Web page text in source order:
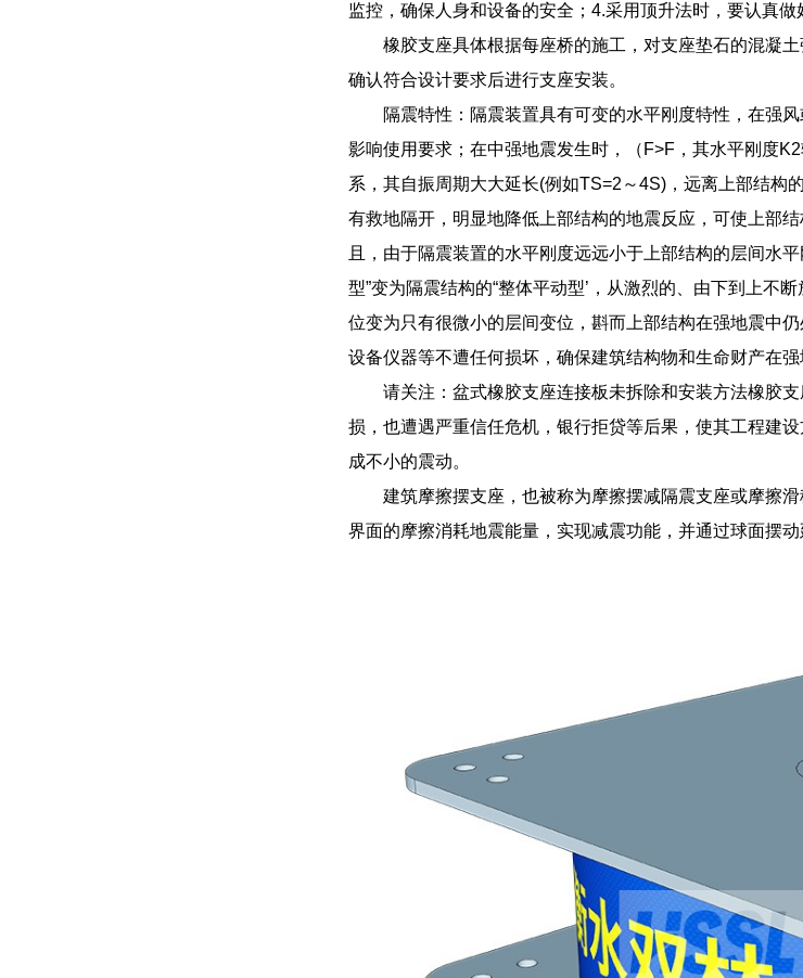
监控，确保人身和设备的安全；4.采用顶升法时，要认真做
橡胶支座具体根据每座桥的施工，对支座垫石的混凝
确认符合设计要求后进行支座安装。
隔震特性：隔震装置具有可变的水平刚度特性，在强
影响使用要求；在中强地震发生时，（F>F，其水平刚度
系，其自振周期大大延长(例如TS=2～4S)，远离上部结构
有救地隔开，明显地降低上部结构的地震反应，可使上部
且，由于隔震装置的水平刚度远远小于上部结构的层间水
型”变为隔震结构的“整体平动型’，从激烈的、由下到上不
位变为只有很微小的层间变位，斟而上部结构在强地震中
设备仪器等不遭任何损坏，确保建筑结构物和生命财产在强
请关注：盆式橡胶支座连接板未拆除和安装方法橡胶
损，也遭遇严重信任危机，银行拒贷等后果，使其工程建
成不小的震动。
建筑摩擦摆支座，也被称为摩擦摆减隔震支座或摩擦
界面的摩擦消耗地震能量，实现减震功能，并通过球面摆